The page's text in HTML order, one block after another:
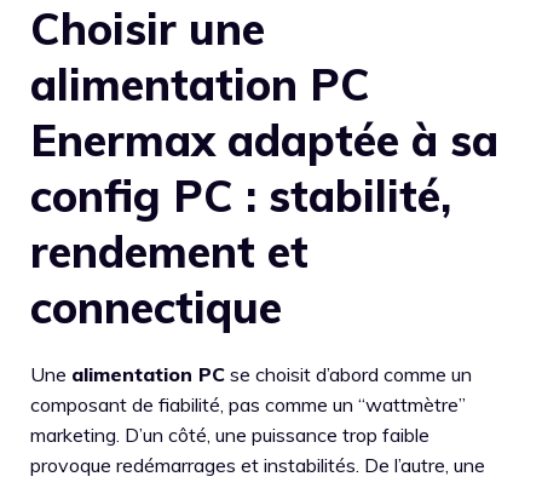
Choisir une
alimentation PC
Enermax adaptée à sa
config PC : stabilité,
rendement et
connectique
Une alimentation PC se choisit d’abord comme un
composant de fiabilité, pas comme un “wattmètre”
marketing. D’un côté, une puissance trop faible
provoque redémarrages et instabilités. De l’autre, une